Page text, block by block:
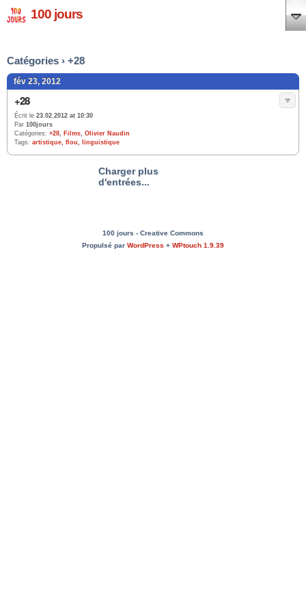
100 jours
Catégories › +28
fév 23, 2012
+28
Écrit le 23.02.2012 at 10:30
Par 100jours
Catégories: +28, Films, Olivier Naudin
Tags: artistique, flou, linguistique
Charger plus
d'entrées...
100 jours - Creative Commons
Propulsé par WordPress + WPtouch 1.9.39